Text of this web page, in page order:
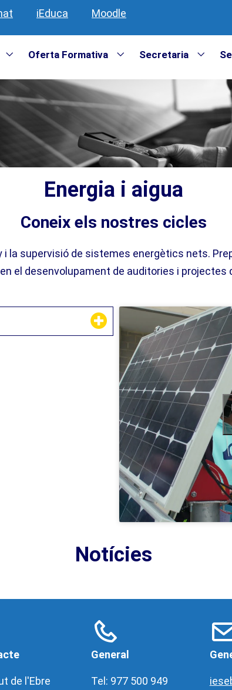
iEduca Moodle
Oferta Formativa Secretaria
Energia i aigua
Coneix els nostres cicles
supervisió de sistemes energètics nets.
el desenvolupament de auditories i
Notícies
de l'Ebre
General
Tel: 977 500 949